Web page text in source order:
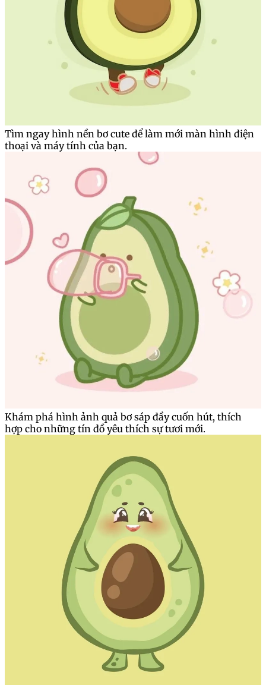
Tìm ngay hình nền bơ cute để làm mới màn hình điện
thoại và máy tính của bạn.
Khám phá hình ảnh quả bơ sáp đầy cuốn hút, thích
hợp cho những tín đồ yêu thích sự tươi mới.